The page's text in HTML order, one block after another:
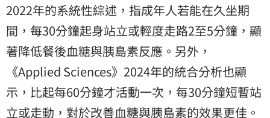
2022年的系統性綜述，指成年人若能在久坐期
間，每30分鐘起身站立或輕度走路2至5分鐘，顯
著降低餐後血糖與胰島素反應。另外，
《Applied Sciences》2024年的統合分析也顯
示，比起每60分鐘才活動一次，每30分鐘短暫站
立或走動，對於改善血糖與胰島素的效果更佳。